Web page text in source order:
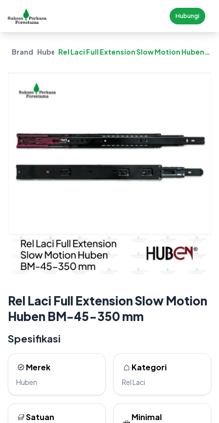
Hubungi
Brand HubenRel Laci Full Extension Slow Motion Huben
Rel Laci Full Extension Slow Motion
Huben BM-45-350 mm
Spesifikasi
Merek
Huben
Kategori
Rel Laci
Satuan
Minimal